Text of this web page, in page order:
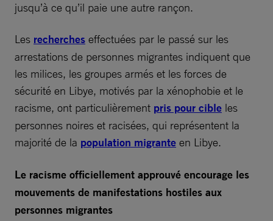
jusqu’à ce qu’il paie une autre rançon.
Les recherches effectuées par le passé sur les
arrestations de personnes migrantes indiquent que
les milices, les groupes armés et les forces de
sécurité en Libye, motivés par la xénophobie et le
racisme, ont particulièrement pris pour cible les
personnes noires et racisées, qui représentent la
majorité de la population migrante en Libye.
Le racisme officiellement approuvé encourage les
mouvements de manifestations hostiles aux
personnes migrantes